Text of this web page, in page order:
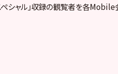
シャル」収録の観覧者を各Mobile